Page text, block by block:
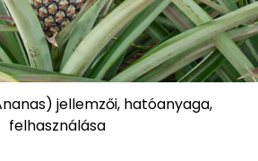
jellemzői, hatóanyaga,
felhasználása